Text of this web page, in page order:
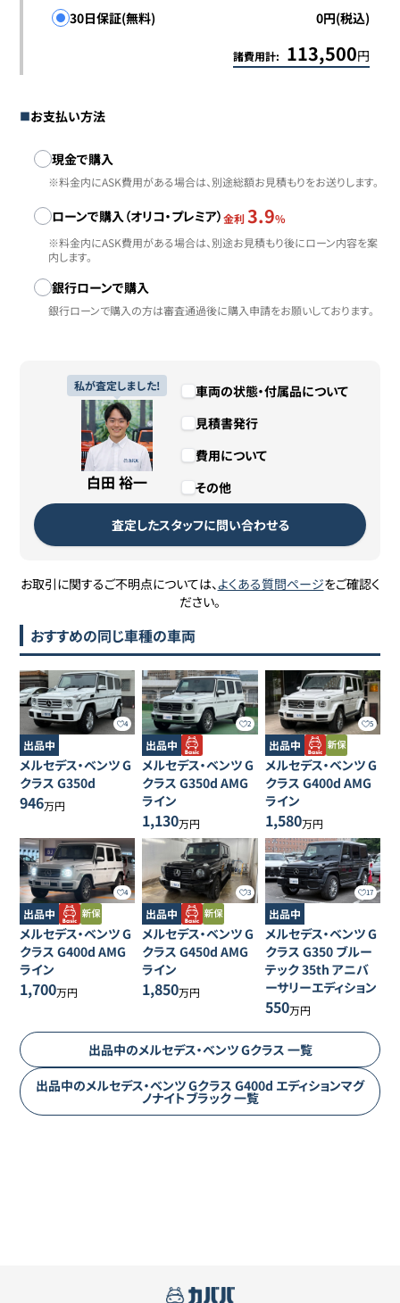
30日保証(無料)
0円(税込)
諸費用計: 113,500円
お支払い方法
お支払い方法
現金で購入
※料金内にASK費用がある場合は、別途総額お見積もりをお送りします。
ローンで購入（オリコ・プレミア）金利 3.9%
※料金内にASK費用がある場合は、別途お見積もり後にローン内容を案
内します。
銀行ローンで購入
銀行ローンで購入の方は審査通過後に購入申請をお願いしております。
私が査定しました!
白田 裕一
車両の状態・付属品について
見積書発行
費用について
その他
査定したスタッフに問い合わせる
お取引に関するご不明点については、よくある質問ページをご確認く
ださい。
おすすめの同じ車種の車両
4
出品中
メルセデス・ベンツG
クラス G350d
946万円
2
出品中
メルセデス・ベンツG
クラス G350d AMG
ライン
1,130万円
5
出品中
メルセデス・ベンツG
クラス G400d AMG
ライン
1,580万円
4
出品中
メルセデス・ベンツG
クラス G400d AMG
ライン
1,700万円
3
出品中
メルセデス・ベンツG
クラス G450d AMG
ライン
1,850万円
17
出品中
メルセデス・ベンツG
クラス G350 ブルー
テック 35th アニバ
ーサリーエディション
550万円
出品中のメルセデス・ベンツGクラス 一覧
出品中のメルセデス・ベンツGクラス G400d エディションマグ
ノナイトブラック一覧